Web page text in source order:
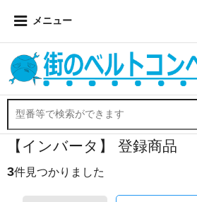
メニュー
【インバータ】 登録商品
3件見つかりました